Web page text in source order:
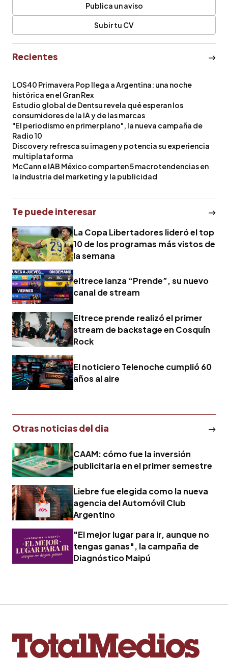
Publica un aviso
Subir tu CV
Recientes
LOS40 Primavera Pop llega a Argentina: una noche
histórica en el Gran Rex
Estudio global de Dentsu revela qué esperan los
consumidores de la IA y de las marcas
"El periodismo en primer plano", la nueva campaña de
Radio 10
Discovery refresca su imagen y potencia su experiencia
multiplataforma
McCann e IAB México comparten 5 macrotendencias en
la industria del marketing y la publicidad
Te puede interesar
La Copa Libertadores lideró el top
10 de los programas más vistos de
la semana
eltrece lanza “Prende”, su nuevo
canal de stream
Eltrece prende realizó el primer
stream de backstage en Cosquín
Rock
El noticiero Telenoche cumplió 60
años al aire
Otras noticias del dia
CAAM: cómo fue la inversión
publicitaria en el primer semestre
Liebre fue elegida como la nueva
agencia del Automóvil Club
Argentino
"El mejor lugar para ir, aunque no
tengas ganas", la campaña de
Diagnóstico Maipú